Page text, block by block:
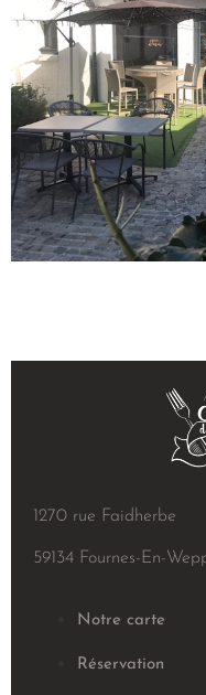
1270 rue Faidherbe
59134 Fournes-En-
Notre carte
Réservation